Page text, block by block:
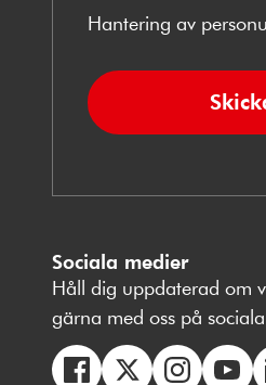
Hantering av
Sociala medier
Håll dig uppdaterad om
gärna med oss på